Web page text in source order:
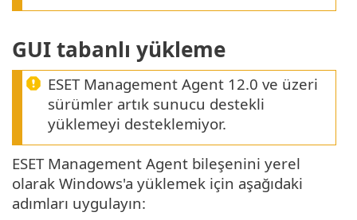
GUI tabanlı yükleme
ESET Management Agent 12.0 ve üzeri
sürümler artık sunucu destekli
yüklemeyi desteklemiyor.
ESET Management Agent bileşenini yerel
olarak Windows'a yüklemek için aşağıdaki
adımları uygulayın: